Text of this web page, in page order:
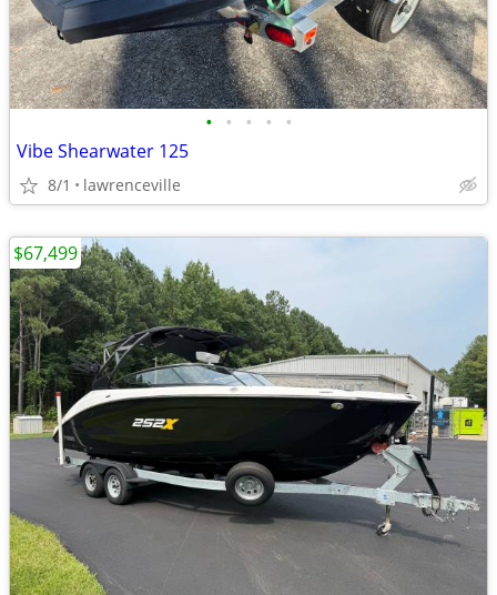
• • • • •
Vibe Shearwater 125
8/1 lawrenceville
$67,499